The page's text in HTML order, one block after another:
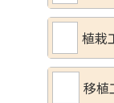
植栽
移植